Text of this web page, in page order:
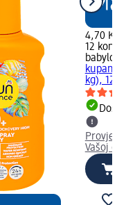
4,70 KM
12 kom.
babylove
kg), 12
Vašoj